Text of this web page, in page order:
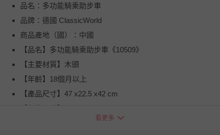
品名：多功能騎乘助步車
品牌：德國 ClassicWorld
商品產地（國）：中國
【品名】多功能騎乘助步車《10509》
【主要材質】木頭
【年齡】18個月以上
【產品尺寸】47 x22.5 x42 cm
看更多